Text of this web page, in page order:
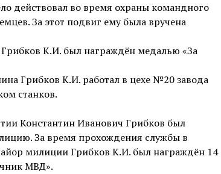
действовал во время охраны командного
За этот подвиг ему была вручена
К.И. был награждён медалью «За
Грибков К.И. работал в цехе №20 завода
станков.
Константин Иванович Грибков был
За время прохождения службы в
милиции Грибков К.И. был награждён 14
МВД».